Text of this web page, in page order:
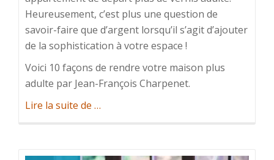
Heureusement, c’est plus une question de
savoir-faire que d’argent lorsqu’il s’agit d’ajouter
de la sophistication à votre espace !
Voici 10 façons de rendre votre maison plus
adulte par Jean-François Charpenet.
Lire la suite de à
…